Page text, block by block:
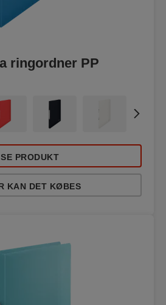
ringordner PP
SE PRODUKT
KAN DET KØBES